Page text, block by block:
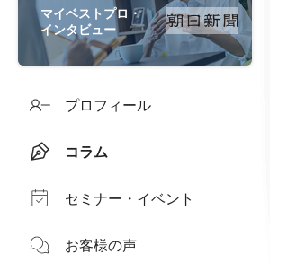
マイベストプロ・
インタビュー
プロフィール
コラム
セミナー・イベント
お客様の声